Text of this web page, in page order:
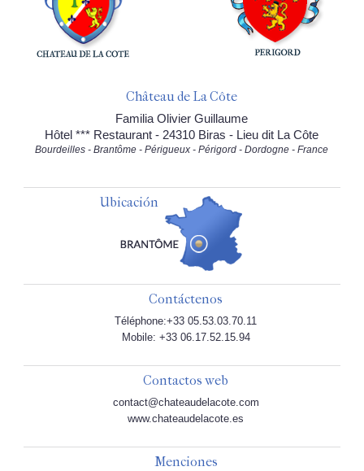
Château de La Côte
Familia Olivier Guillaume
Hôtel *** Restaurant - 24310 Biras - Lieu dit La Côte
Bourdeilles - Brantôme - Périgueux - Périgord - Dordogne - France
Ubicación
Contáctenos
Téléphone:+33 05.53.03.70.11
Mobile: +33 06.17.52.15.94
Contactos web
contact@chateaudelacote.com
www.chateaudelacote.es
Menciones